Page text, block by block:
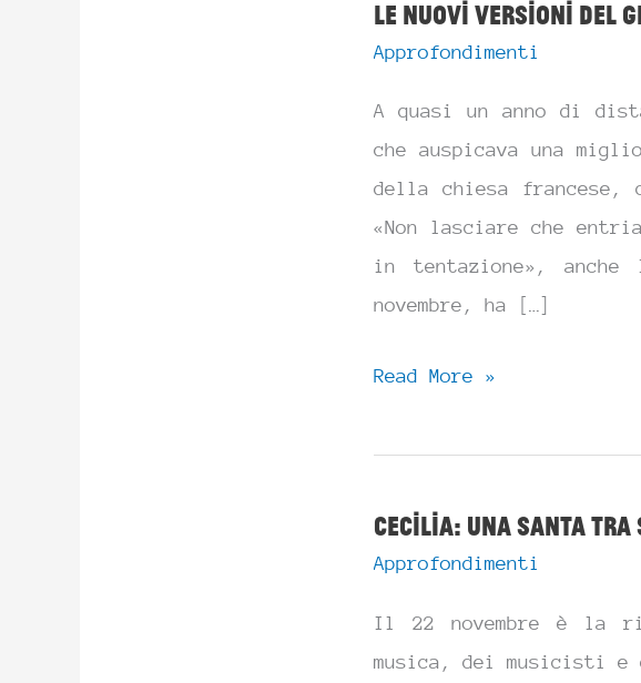
Le nuovi versioni del
Approfondimenti
A quasi un anno di
che auspicava una
della chiesa francese,
«Non lasciare che
in tentazione», anche
novembre, ha […]
Le
versioni
Gloria
e
Read More »
Cecilia: una santa tra
Approfondimenti
Il 22 novembre è la
musica, dei musicisti